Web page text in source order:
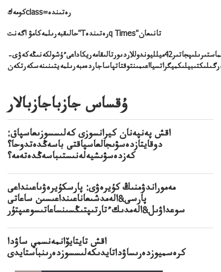
كومەكclass=رەتىندە
حالىقبەرىلمەكامۋ اگەنت"Tرەتىندەq Times"تانىعان
ۆاشينگتونۆەنەسۋەلالىققاشقىنداردىكورشىەلدەرگەجايعاستىرۋبويىنشاءىرىقاراجاتجۇمسادىۆەنەسۋەلانىڭاقشتاعىكونسۋلدىقتارىندامادۋروتارابىنانتاعايىنداعانديپلوماتتارگۋايدونىجاقتاعاندارمەنالماستىرىلىپجاتىر42ميلليوندوللاردىورتالىقامەريكاداعىءۇشولكەنىڭەكەۋى–
ۇقساس جازباجازبالار
اقش پەنپەنان كيرانسوزى كەلىسسوزىعاسپاق:
دوقايتازدەسۋىجالعاسپاقتى باسەڭدەتدوحا؟
كەزدەسۋىشيەلەنىستىباسەڭدەتەمە؟
مەموراندۋمنىڭ كۇيرەۋى: پارسكۇيرەۋىاعىنداعى
پارسى&الەمدشىعاناعىنداعىسىن ساعاتى
سوعداۋىل&الەمدىكءتارتىپتىڭسىنساعاتىسوعىپتۇر
اقش تايتايۆانمەنسمي ساۋدا
كرەسميوزدەرىساۋداتايدىكەلىسسوزدەرىنباستايدى